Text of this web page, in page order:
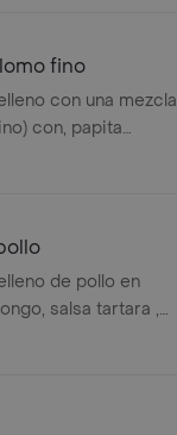
fino
con una mezcla
con, papita
, piña y queso
de pollo en
salsa tartara ,